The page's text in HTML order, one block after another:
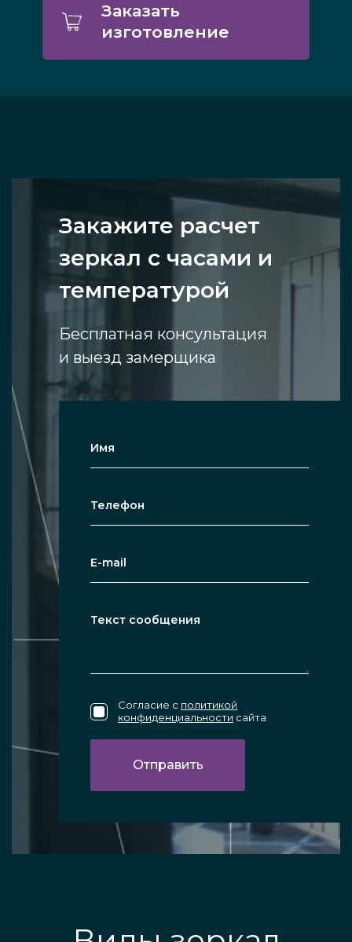
Заказать
изготовление
Закажите расчет
зеркал с часами и
температурой
Бесплатная консультация
и выезд замерщика
Согласие с политикой
конфиденциальности сайта